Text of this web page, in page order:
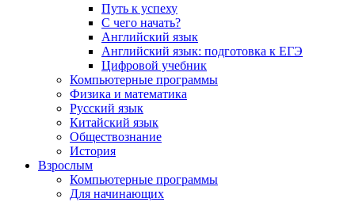
Путь к успеху
С чего начать?
Английский язык
Английский язык: подготовка к ЕГЭ
Цифровой учебник
Компьютерные программы
Физика и математика
Русский язык
Китайский язык
Обществознание
История
Взрослым
Компьютерные программы
Для начинающих